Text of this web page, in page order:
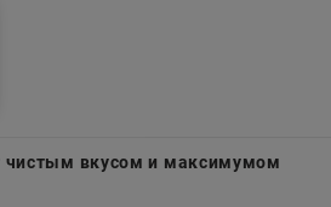
чистым вкусом и максимумом